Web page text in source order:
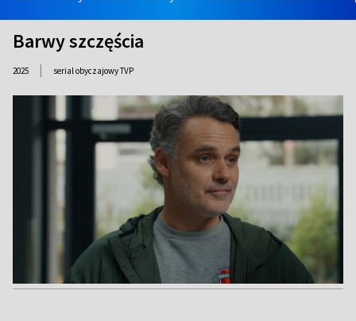
Barwy szczęścia
2025 | serial obyczajowy TVP